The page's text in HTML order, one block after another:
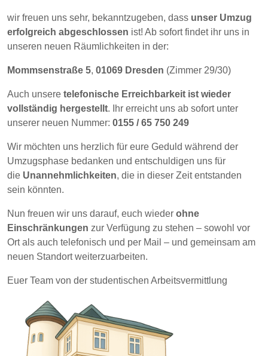
wir freuen uns sehr, bekanntzugeben, dass unser Umzug
erfolgreich abgeschlossen ist! Ab sofort findet ihr uns in
unseren neuen Räumlichkeiten in der:
Mommsenstraße 5, 01069 Dresden (Zimmer 29/30)
Auch unsere telefonische Erreichbarkeit ist wieder
vollständig hergestellt. Ihr erreicht uns ab sofort unter
unserer neuen Nummer: 0155 / 65 750 249
Wir möchten uns herzlich für eure Geduld während der
Umzugsphase bedanken und entschuldigen uns für
die Unannehmlichkeiten, die in dieser Zeit entstanden
sein könnten.
Nun freuen wir uns darauf, euch wieder ohne
Einschränkungen zur Verfügung zu stehen – sowohl vor
Ort als auch telefonisch und per Mail – und gemeinsam am
neuen Standort weiterzuarbeiten.
Euer Team von der studentischen Arbeitsvermittlung